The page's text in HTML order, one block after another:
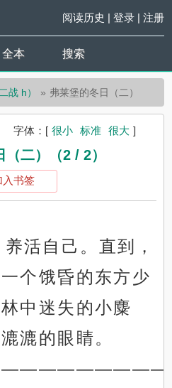
阅读历史 | 登录| 注册
全本 搜索
战 h） 弗莱堡的冬日（二）
字体： [ 很小 标准 很大 ]
二）（2 / 2）
入书签
活自己。直到，
个饿昏的东方少
中迷失的小麋
漉的眼睛。